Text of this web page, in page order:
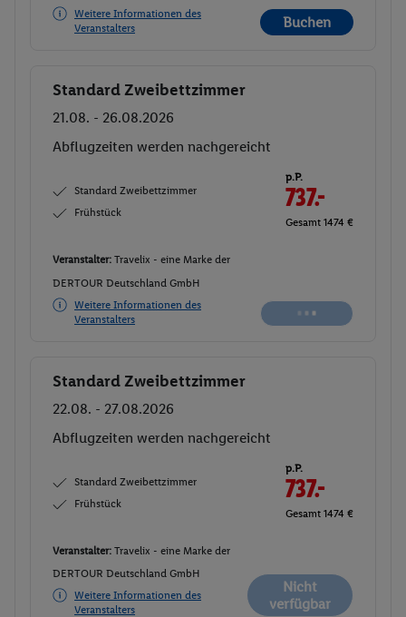
Weitere Informationen des
Veranstalters
Buchen
Buchen
Standard Zweibettzimmer
21.08. - 26.08.2026
Abflugzeiten werden nachgereicht
Standard Zweibettzimmer
Frühstück
p.P.
737.-
Gesamt 1474 €
Veranstalter: Travelix - eine Marke der
DERTOUR Deutschland GmbH
Weitere Informationen des
Veranstalters
Buchen
Standard Zweibettzimmer
22.08. - 27.08.2026
Abflugzeiten werden nachgereicht
Standard Zweibettzimmer
Frühstück
p.P.
737.-
Gesamt 1474 €
Veranstalter: Travelix - eine Marke der
DERTOUR Deutschland GmbH
Weitere Informationen des
Veranstalters
Nicht
verfügbar